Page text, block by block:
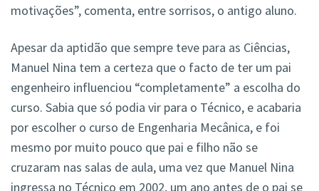
motivações”, comenta, entre sorrisos, o antigo aluno.
Apesar da aptidão que sempre teve para as Ciências,
Manuel Nina tem a certeza que o facto de ter um pai
engenheiro influenciou “completamente” a escolha do
curso. Sabia que só podia vir para o Técnico, e acabaria
por escolher o curso de Engenharia Mecânica, e foi
mesmo por muito pouco que pai e filho não se
cruzaram nas salas de aula, uma vez que Manuel Nina
ingressa no Técnico em 2002, um ano antes de o pai se